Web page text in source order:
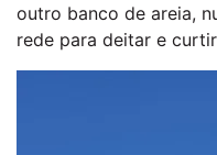
outro banco de areia,
rede para deitar e